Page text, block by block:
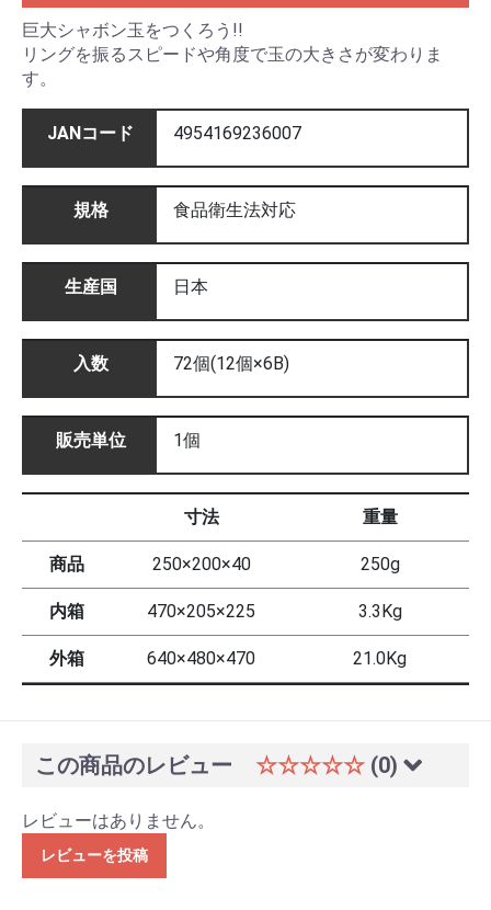
巨大シャボン玉をつくろう!!
リングを振るスピードや角度で玉の大きさが変わりま
す。
JANコード 4954169236007
規格 食品衛生法対応
生産国 日本
入数 72個(12個×6B)
販売単位 1個
寸法 重量
商品 250×200×40 250g
内箱 470×205×225 3.3Kg
外箱 640×480×470 21.0Kg
この商品のレビュー ☆☆☆☆☆ (0)
レビューはありません。
レビューを投稿